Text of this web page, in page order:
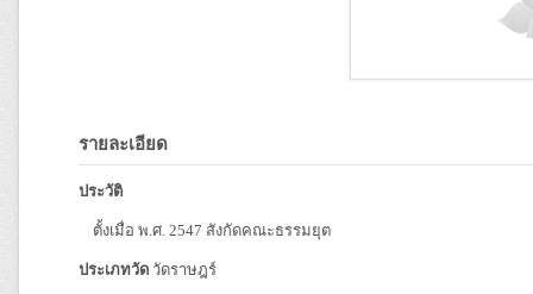
รายละเอียด
ประวัติ
ตั้งเมื่อ พ.ศ. 2547 สังกัดคณะธรรมยุต
ประเภทวัด วัดราษฎร์